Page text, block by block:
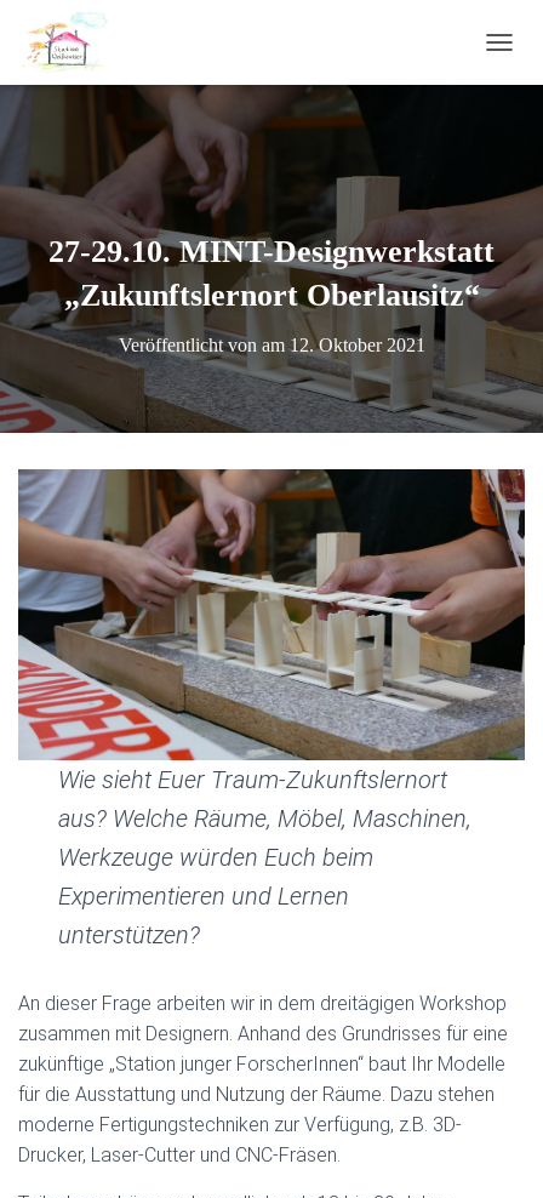
A
T
N
U
C
H
A
L
E
N
27-29.10. MINT-Designwerkstatt
„Zukunftslernort Oberlausitz“
Veröffentlicht von am12. Oktober 2021
Wie sieht Euer Traum-Zukunftslernort
aus? Welche Räume, Möbel, Maschinen,
Werkzeuge würden Euch beim
Experimentieren und Lernen
unterstützen?
An dieser Frage arbeiten wir in dem dreitägigen Workshop
zusammen mit Designern. Anhand des Grundrisses für eine
zukünftige „Station junger ForscherInnen“ baut Ihr Modelle
für die Ausstattung und Nutzung der Räume. Dazu stehen
moderne Fertigungstechniken zur Verfügung, z.B. 3D-
Drucker, Laser-Cutter und CNC-Fräsen.